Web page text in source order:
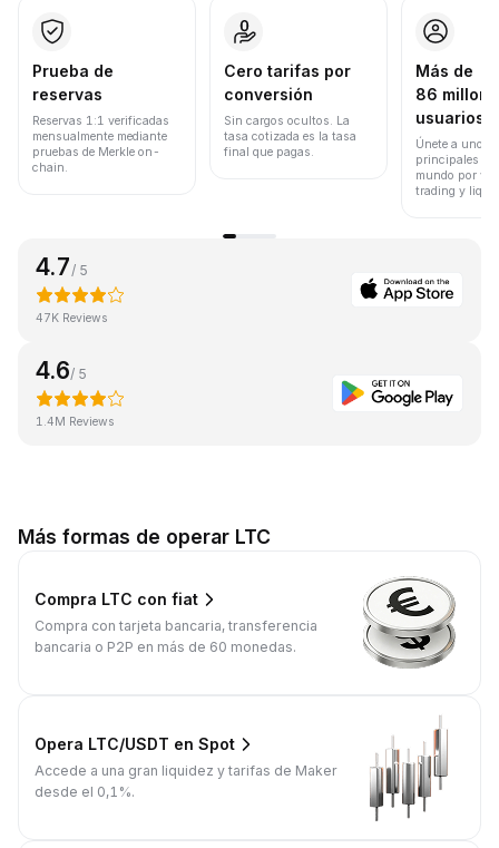
Prueba de
reservas
Reservas 1:1 verificadas
mensualmente mediante
pruebas de Merkle on-
chain.
Cero tarifas por
conversión
Sin cargos ocultos. La
tasa cotizada es la tasa
final que pagas.
Más de
86
usuarios
Únete a uno
principales
mundo por
trading y
4.7 / 5
47K Reviews
4.6/ 5
1.4M Reviews
Más formas de operar LTC
Compra LTC con fiat
Compra con tarjeta bancaria, transferencia
bancaria o P2P en más de 60 monedas.
Opera LTC/USDT en Spot
Accede a una gran liquidez y tarifas de Maker
desde el 0,1%.